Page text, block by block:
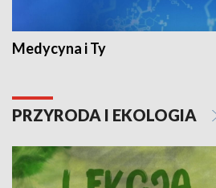
Medycyna i Ty
PRZYRODA I EKOLOGIA